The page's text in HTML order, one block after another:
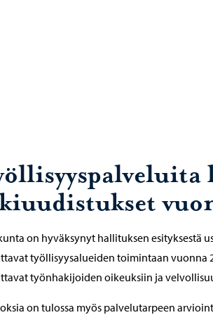
on hyväksynyt hallituksen esityksestä
työllisyysalueiden toimintaan vuonna
työnhakijoiden oikeuksiin ja
on tulossa myös palvelutarpeen